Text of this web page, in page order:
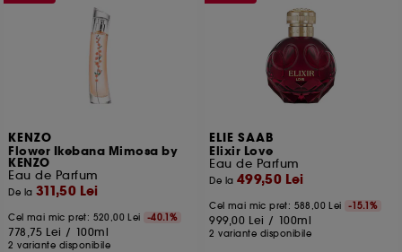
KENZO
Flower Ikebana Mimosa by
KENZO
Eau de Parfum
De la 311,50 Lei
Cel mai mic pret: 520,00 Lei -40.1%
778,75 Lei / 100ml
2 variante disponibile
ELIE SAAB
Elixir Love
Eau de Parfum
De la 499,50 Lei
Cel mai mic pret: 588,00 Lei -15.1%
999,00 Lei / 100ml
2 variante disponibile
apasa butonul de "Accepta toate" sau "Respinge
toate". Poti alege sa iti modifici preferintele oricand.
Daca doresti mai multe informatii despre cookie-urile
folosite, click